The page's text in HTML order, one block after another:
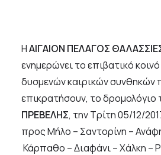
HΑΙΓΑΙΟΝ ΠΕΛΑΓΟΣ
ενημερώνει το επιβατικό
δυσμενών καιρικών συνθηκών
επικρατήσουν, το
ΠΡΕΒΕΛΗΣ, την Τρίτη 05/12/
πρoς Μήλο – Σαντορίνη –
Κάρπαθο – Διαφάνι – Χάλκη –